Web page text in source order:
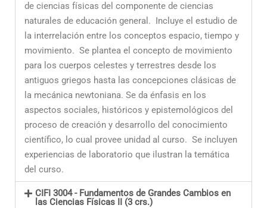
de ciencias físicas del componente de ciencias
naturales de educación general. Incluye el estudio de
la interrelación entre los conceptos espacio, tiempo y
movimiento. Se plantea el concepto de movimiento
para los cuerpos celestes y terrestres desde los
antiguos griegos hasta las concepciones clásicas de
la mecánica newtoniana. Se da énfasis en los
aspectos sociales, históricos y epistemológicos del
proceso de creación y desarrollo del conocimiento
científico, lo cual provee unidad al curso. Se incluyen
experiencias de laboratorio que ilustran la temática
del curso.
CIFI 3004 - Fundamentos de Grandes Cambios en
las Ciencias Físicas II (3 crs.)